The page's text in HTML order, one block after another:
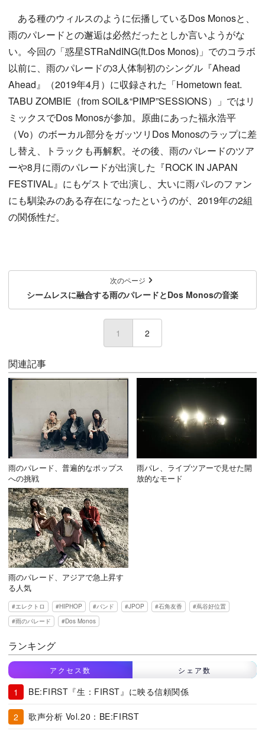
ある種のウィルスのように伝播しているDos Monosと、
雨のパレードとの邂逅は必然だったとしか言いようがな
い。今回の「惑星STRaNdING(ft.Dos Monos)」でのコラボ
以前に、雨のパレードの3人体制初のシングル『Ahead
Ahead』（2019年4月）に収録された「Hometown feat.
TABU ZOMBIE（from SOIL&“PIMP”SESSIONS）」ではリ
ミックスでDos Monosが参加。原曲にあった福永浩平
（Vo）のボーカル部分をガッツリDos Monosのラップに差
し替え、トラックも再解釈。その後、雨のパレードのツア
ーや8月に雨のパレードが出演した『ROCK IN JAPAN
FESTIVAL』にもゲストで出演し、大いに雨パレのファン
にも馴染みのある存在になったというのが、2019年の2組
の関係性だ。
次のページ
シームレスに融合する雨のパレードとDos Monosの音楽
1 (current)
2
関連記事
雨のパレード、普遍的なポップス
への挑戦
雨パレ、ライブツアーで見せた開
放的なモード
雨のパレード、アジアで急上昇す
る人気
エレクトロ HIPHOP バンド JPOP 石角友香
蔦谷好位置
雨のパレード
Dos Monos
ランキング
アクセス数 シェア数
BE:FIRST『生：FIRST』に映る信頼関係
歌声分析 Vol.20：BE:FIRST